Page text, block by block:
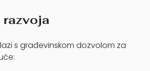
s građevinskom dozvolom za